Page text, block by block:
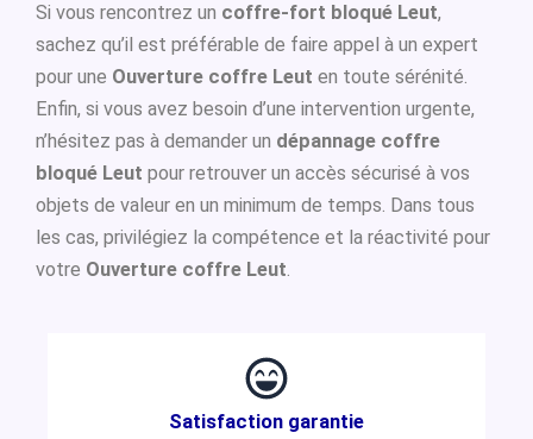
Si vous rencontrez un coffre-fort bloqué Leut,
sachez qu’il est préférable de faire appel à un expert
pour une Ouverture coffre Leut en toute sérénité.
Enfin, si vous avez besoin d’une intervention urgente,
n’hésitez pas à demander un dépannage coffre
bloqué Leut pour retrouver un accès sécurisé à vos
objets de valeur en un minimum de temps. Dans tous
les cas, privilégiez la compétence et la réactivité pour
votre Ouverture coffre Leut.
Satisfaction garantie